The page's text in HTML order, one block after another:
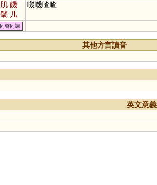
肌 饑
畿 几
璣 乩
萁 踑
嘰嘰喳喳
同聲同調
其他方言讀音
英文意義